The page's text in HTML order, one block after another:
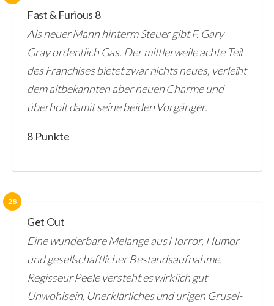
Fast & Furious 8
Als neuer Mann hinterm Steuer gibt F. Gary
Gray ordentlich Gas. Der mittlerweile achte Teil
des Franchises bietet zwar nichts neues, verleiht
dem altbekannten aber neuen Charme und
überholt damit seine beiden Vorgänger.
8 Punkte
28
Get Out
Eine wunderbare Melange aus Horror, Humor
und gesellschaftlicher Bestandsaufnahme.
Regisseur Peele versteht es wirklich gut
Unwohlsein, Unerklärliches und urigen Grusel-